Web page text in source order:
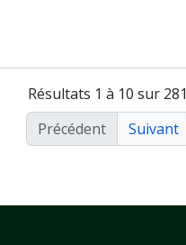
Résultats 1 à 10 sur 281
Précédent
Suivant